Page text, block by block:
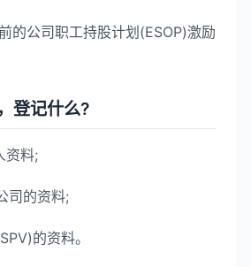
的公司职工持股计划(ESOP)激励
登记什么?
资料;
司的资料;
的资料。